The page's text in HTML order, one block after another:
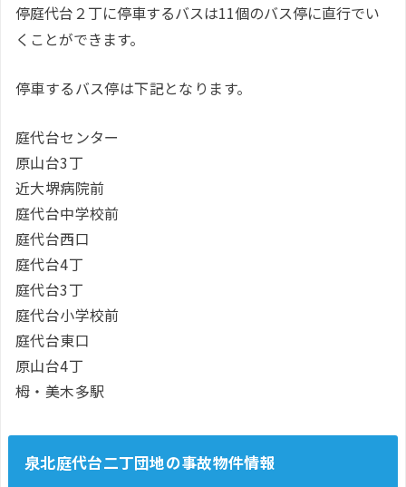
停庭代台２丁に停車するバスは11個のバス停に直行でい
くことができます。
停車するバス停は下記となります。
庭代台センター
原山台3丁
近大堺病院前
庭代台中学校前
庭代台西口
庭代台4丁
庭代台3丁
庭代台小学校前
庭代台東口
原山台4丁
栂・美木多駅
泉北庭代台二丁団地の事故物件情報